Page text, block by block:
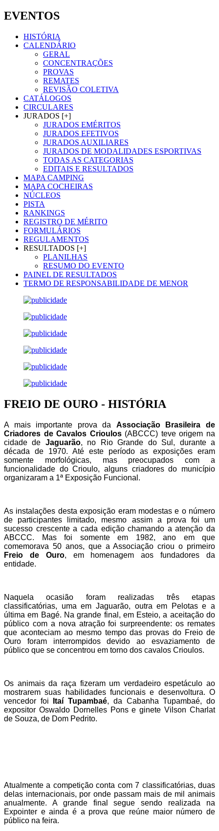
EVENTOS
HISTÓRIA
CALENDÁRIO
GERAL
CONCENTRAÇÕES
PROVAS
REMATES
REVISÃO COLETIVA
CATÁLOGOS
CIRCULARES
JURADOS [+]
JURADOS EMÉRITOS
JURADOS EFETIVOS
JURADOS AUXILIARES
JURADOS DE MODALIDADES ESPORTIVAS
TODAS AS CATEGORIAS
EDITAIS E RESULTADOS
MAPA CAMPING
MAPA COCHEIRAS
NÚCLEOS
PISTA
RANKINGS
REGISTRO DE MÉRITO
FORMULÁRIOS
REGULAMENTOS
RESULTADOS [+]
PLANILHAS
RESUMO DO EVENTO
PAINEL DE RESULTADOS
TERMO DE RESPONSABILIDADE DE MENOR
FREIO DE OURO - HISTÓRIA
A mais importante prova da Associação Brasileira de
Criadores de Cavalos Crioulos(ABCCC) teve origem na
cidade de Jaguarão, no Rio Grande do Sul, durante a
década de 1970. Até este período as exposições eram
somente morfológicas, mas preocupados com a
funcionalidade do Crioulo, alguns criadores do município
organizaram a 1ª Exposição Funcional.
As instalações desta exposição eram modestas e o número
de participantes limitado, mesmo assim a prova foi um
sucesso crescente a cada edição chamando a atenção da
ABCCC. Mas foi somente em 1982, ano em que
comemorava 50 anos, que a Associação criou o primeiro
Freio de Ouro, em homenagem aos fundadores da
entidade.
Naquela ocasião foram realizadas três etapas
classificatórias, uma em Jaguarão, outra em Pelotas e a
última em Bagé. Na grande final, em Esteio, a aceitação do
público com a nova atração foi surpreendente: os remates
que aconteciam ao mesmo tempo das provas do Freio de
Ouro foram interrompidos devido ao esvaziamento de
público que se concentrou em torno dos cavalos Crioulos.
Os animais da raça fizeram um verdadeiro espetáculo ao
mostrarem suas habilidades funcionais e desenvoltura. O
vencedor foi
Itaí Tupambaé, da Cabanha Tupambaé, do
expositor Oswaldo Dornelles Pons e ginete Vilson Charlat
de Souza, de Dom Pedrito.
Atualmente a competição conta com 7 classificatórias, duas
delas internacionais, por onde passam mais de mil animais
anualmente. A grande final segue sendo realizada na
Expointer e ainda é a prova que reúne maior número de
público na feira.